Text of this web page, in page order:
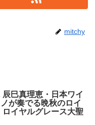
mitchy
辰巳真理恵・日本ワイ
が奏でる晩秋のロイ
ロイヤルグレース大聖